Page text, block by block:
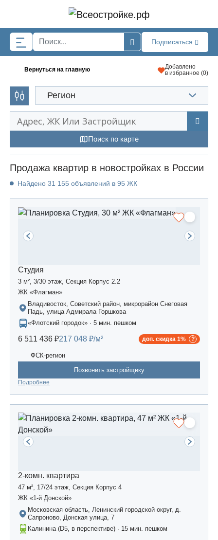
Подписаться
Вернуться на главную
Добавлено
в избранное (0)
Регион
Поиск по карте
Продажа квартир в новостройках в России
Найдено 31 155 объявлений в 95 ЖК
Студия
3 м², 3/30 этаж, Секция Корпус 2.2
ЖК «Флагман»
Владивосток, Советский район, микрорайон Снеговая
Падь, улица Адмирала Горшкова
«Флотский городок» · 5 мин. пешком
6 511 436 ₽217 048 ₽/м² доп. скидка 1%
ФСК-регион
Позвонить застройщику
Подробнее
2-комн. квартира
47 м², 17/24 этаж, Секция Корпус 4
ЖК «1-й Донской»
Московская область, Ленинский городской округ, д.
Сапроново, Донская улица, 7
Калинина (D5, в перспективе) · 15 мин. пешком